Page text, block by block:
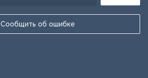
Сообщить об ошибке